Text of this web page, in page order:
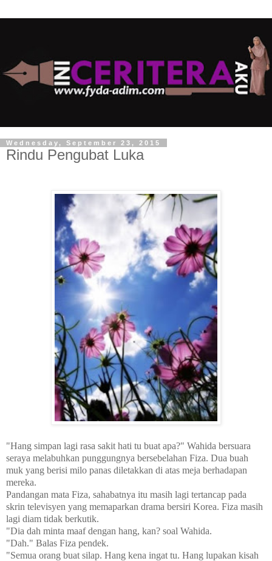
Wednesday, September 23, 2015
Rindu Pengubat Luka
"Hang simpan lagi rasa sakit hati tu buat apa?" Wahida bersuara
seraya melabuhkan punggungnya bersebelahan Fiza. Dua buah
muk yang berisi milo panas diletakkan di atas meja berhadapan
mereka.
Pandangan mata Fiza, sahabatnya itu masih lagi tertancap pada
skrin televisyen yang memaparkan drama bersiri Korea. Fiza masih
lagi diam tidak berkutik.
"Dia dah minta maaf dengan hang, kan? soal Wahida.
"Dah." Balas Fiza pendek.
"Semua orang buat silap. Hang kena ingat tu. Hang lupakan kisah